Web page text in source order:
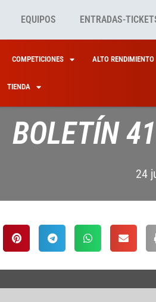
EQUIPOS ENTRADAS-
COMPETICIONES ALTO RENDIMIENTO
TIENDA
BOLETÍN
24